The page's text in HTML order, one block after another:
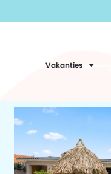
Vakanties